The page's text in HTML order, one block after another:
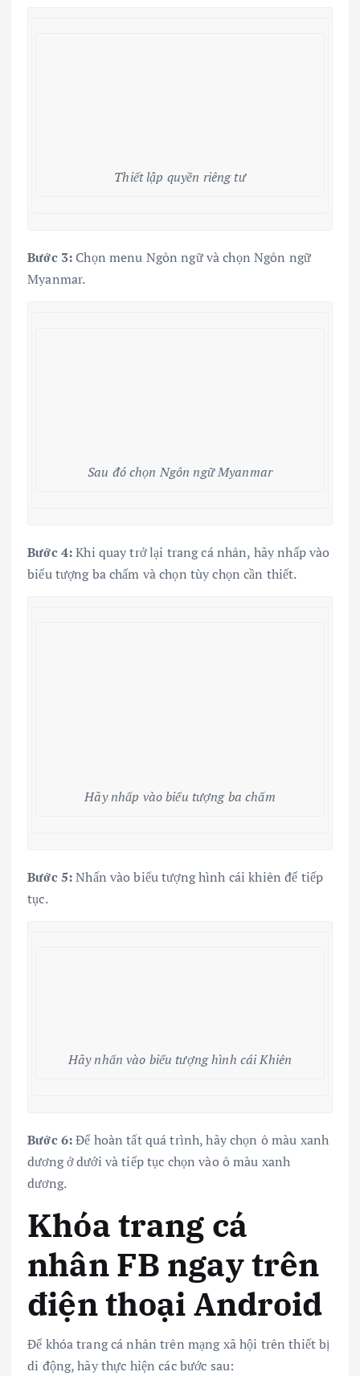
Thiết lập quyền riêng tư
Bước 3: Chọn menu Ngôn ngữ và chọn Ngôn ngữ
Myanmar.
Sau đó chọn Ngôn ngữ Myanmar
Bước 4:Khi quay trở lại trang cá nhân, hãy nhấp vào
biểu tượng ba chấm và chọn tùy chọn cần thiết.
Hãy nhấp vào biểu tượng ba chấm
Bước 5:Nhấn vào biểu tượng hình cái khiên để tiếp
tục.
Hãy nhấn vào biểu tượng hình cái Khiên
Bước 6:Để hoàn tất quá trình, hãy chọn ô màu xanh
dương ở dưới và tiếp tục chọn vào ô màu xanh
dương.
Khóa trang cá
nhân FB ngay trên
điện thoại Android
Để khóa trang cá nhân trên mạng xã hội trên thiết bị
di động, hãy thực hiện các bước sau: